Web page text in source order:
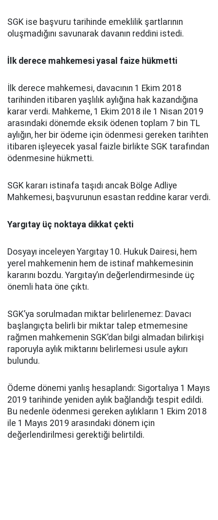
SGK ise başvuru tarihinde emeklilik şartlarının
oluşmadığını savunarak davanın reddini istedi.
İlk derece mahkemesi yasal faize hükmetti
İlk derece mahkemesi, davacının 1 Ekim 2018
tarihinden itibaren yaşlılık aylığına hak kazandığına
karar verdi. Mahkeme, 1 Ekim 2018 ile 1 Nisan 2019
arasındaki dönemde eksik ödenen toplam 7 bin TL
aylığın, her bir ödeme için ödenmesi gereken tarihten
itibaren işleyecek yasal faizle birlikte SGK tarafından
ödenmesine hükmetti.
SGK kararı istinafa taşıdı ancak Bölge Adliye
Mahkemesi, başvurunun esastan reddine karar verdi.
Yargıtay üç noktaya dikkat çekti
Dosyayı inceleyen Yargıtay 10. Hukuk Dairesi, hem
yerel mahkemenin hem de istinaf mahkemesinin
kararını bozdu. Yargıtay’ın değerlendirmesinde üç
önemli hata öne çıktı.
SGK’ya sorulmadan miktar belirlenemez: Davacı
başlangıçta belirli bir miktar talep etmemesine
rağmen mahkemenin SGK’dan bilgi almadan bilirkişi
raporuyla aylık miktarını belirlemesi usule aykırı
bulundu.
Ödeme dönemi yanlış hesaplandı: Sigortalıya 1 Mayıs
2019 tarihinde yeniden aylık bağlandığı tespit edildi.
Bu nedenle ödenmesi gereken aylıkların 1 Ekim 2018
ile 1 Mayıs 2019 arasındaki dönem için
değerlendirilmesi gerektiği belirtildi.